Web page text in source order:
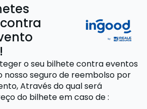
o seu bilhete contra eventos
nosso seguro de reembolso por
Através do qual será
do bilheteem caso de: